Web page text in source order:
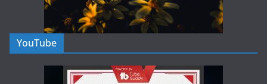
YouTube